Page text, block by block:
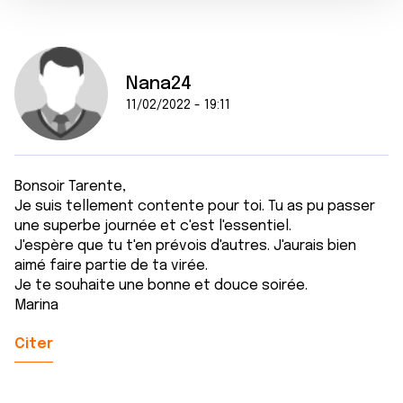
publicité et d'analyse, qui peuvent combiner celles-ci
avec d'autres informations que vous leur avez fournies
ou qu'ils ont collectées lors de votre utilisation de leurs
services.
Nana24
11/02/2022 - 19:11
Bonsoir Tarente,
Je suis tellement contente pour toi. Tu as pu passer
une superbe journée et c'est l'essentiel.
J'espère que tu t'en prévois d'autres. J'aurais bien
aimé faire partie de ta virée.
Je te souhaite une bonne et douce soirée.
Marina
Citer